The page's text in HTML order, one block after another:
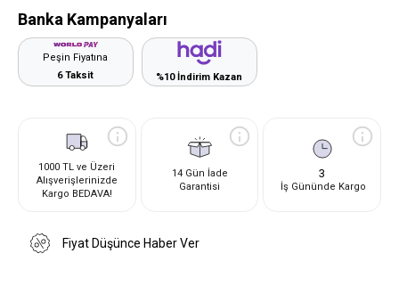
Banka Kampanyaları
Peşin Fiyatına
6 Taksit
%10 İndirim Kazan
1000 TL ve Üzeri
Alışverişlerinizde
Kargo BEDAVA!
14 Gün İade
Garantisi
3
İş Gününde Kargo
Fiyat Düşünce Haber Ver